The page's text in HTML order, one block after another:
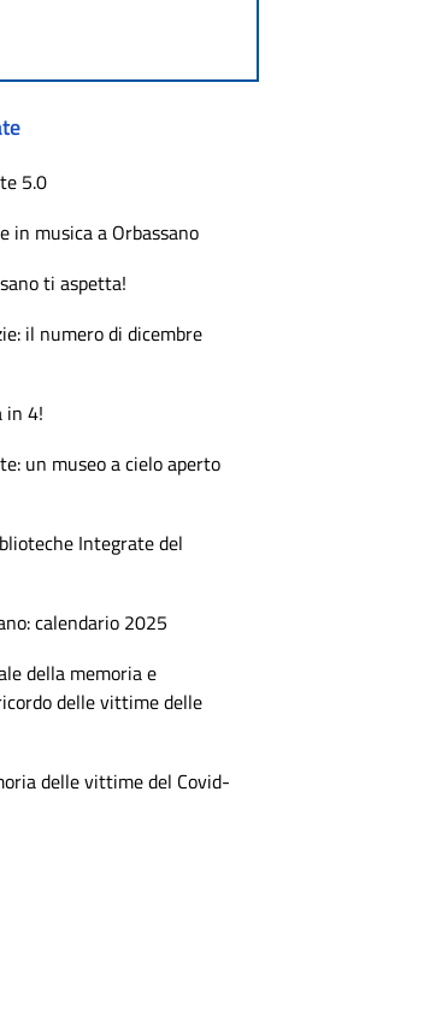
5.0
in musica a Orbassano
ti aspetta!
il numero di dicembre
in 4!
un museo a cielo aperto
Integrate del
calendario 2025
della memoria e
delle vittime delle
delle vittime del Covid-